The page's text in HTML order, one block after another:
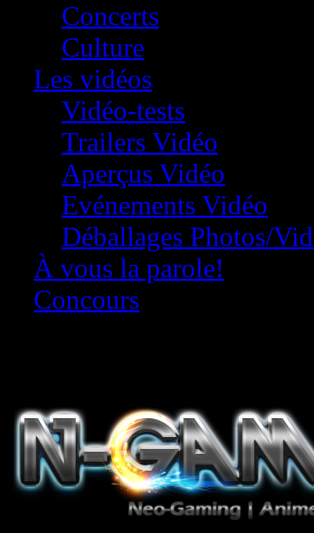
Concerts
Culture
Les vidéos
Vidéo-tests
Trailers Vidéo
Aperçus Vidéo
Evénements Vidéo
Déballages Photos/
À vous la parole!
Concours